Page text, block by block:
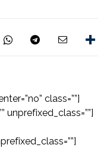
class=””]
unprefixed_class=””]